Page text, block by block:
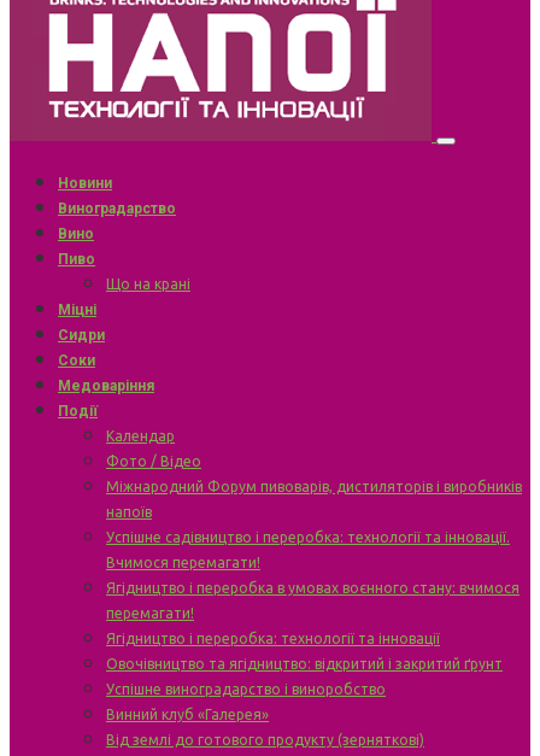
Новини
Виноградарство
Вино
Пиво
Що на крані
Міцні
Сидри
Соки
Медоваріння
Події
Календар
Фото / Відео
Міжнародний Форум пивоварів, дистиляторів і виробників
напоїв
Успішне садівництво і переробка: технології та інновації.
Вчимося перемагати!
Ягідництво і переробка в умовах воєнного стану: вчимося
перемагати!
Ягідництво і переробка: технології та інновації
Овочівництво та ягідництво: відкритий і закритий ґрунт
Успішне виноградарство і виноробство
Винний клуб «Галерея»
Від землі до готового продукту (зерняткові)